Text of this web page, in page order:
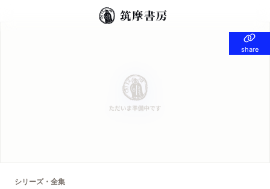
share
share
シリーズ・全集